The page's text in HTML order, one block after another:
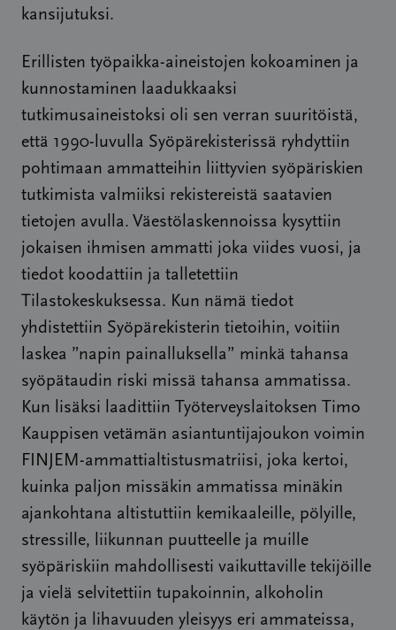
kansijutuksi.
Erillisten työpaikka-aineistojen kokoaminen ja
kunnostaminen laadukkaaksi
tutkimusaineistoksi oli sen verran suuritöistä,
että 1990-luvulla Syöpärekisterissä ryhdyttiin
pohtimaan ammatteihin liittyvien syöpäriskien
tutkimista valmiiksi rekistereistä saatavien
tietojen avulla. Väestölaskennoissa kysyttiin
jokaisen ihmisen ammatti joka viides vuosi, ja
tiedot koodattiin ja talletettiin
Tilastokeskuksessa. Kun nämä tiedot
yhdistettiin Syöpärekisterin tietoihin, voitiin
laskea ”napin painalluksella” minkä tahansa
syöpätaudin riski missä tahansa ammatissa.
Kun lisäksi laadittiin Työterveyslaitoksen Timo
Kauppisen vetämän asiantuntijajoukon voimin
FINJEM-ammattialtistusmatriisi, joka kertoi,
kuinka paljon missäkin ammatissa minäkin
ajankohtana altistuttiin kemikaaleille, pölyille,
stressille, liikunnan puutteelle ja muille
syöpäriskiin mahdollisesti vaikuttaville tekijöille
ja vielä selvitettiin tupakoinnin, alkoholin
käytön ja lihavuuden yleisyys eri ammateissa,